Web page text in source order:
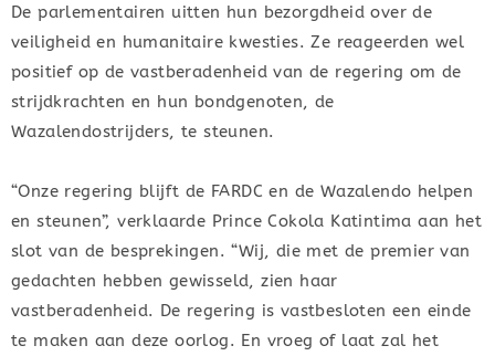
De parlementairen uitten hun bezorgdheid over de
veiligheid en humanitaire kwesties. Ze reageerden wel
positief op de vastberadenheid van de regering om de
strijdkrachten en hun bondgenoten, de
Wazalendostrijders, te steunen.
“Onze regering blijft de FARDC en de Wazalendo helpen
en steunen”, verklaarde Prince Cokola Katintima aan het
slot van de besprekingen. “Wij, die met de premier van
gedachten hebben gewisseld, zien haar
vastberadenheid. De regering is vastbesloten een einde
te maken aan deze oorlog. En vroeg of laat zal het